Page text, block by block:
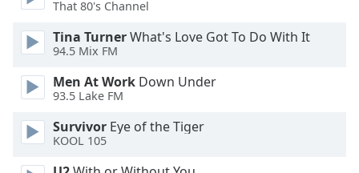
Background
Opacity
Caption
Area
That 80's Channel
Tina TurnerWhat's Love Got To Do With It
94.5 Mix FM
Men At Work Down Under
93.5 Lake FM
Survivor Eye of the Tiger
KOOL 105